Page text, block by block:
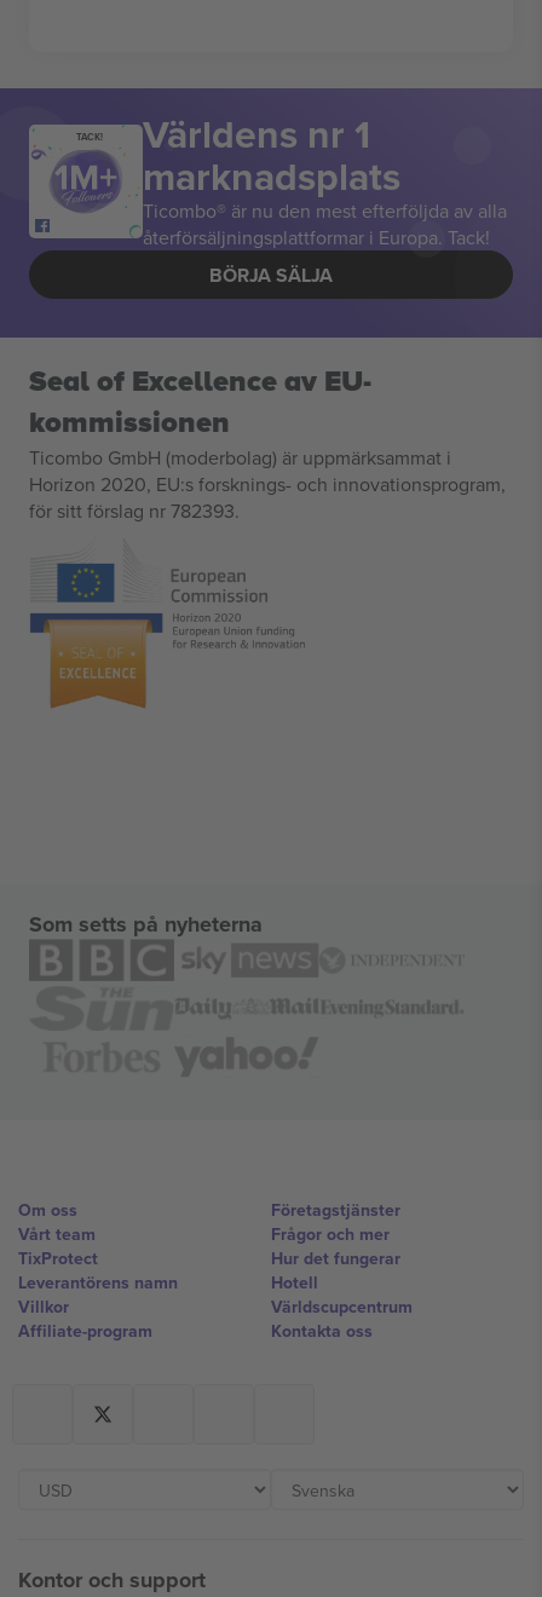
TACK! Världens nr 1
marknadsplats
Ticombo® är nu den mest efterföljda av alla
återförsäljningsplattformar i Europa. Tack!
BÖRJA SÄLJA
Seal of Excellence av EU-
kommissionen
Ticombo GmbH (moderbolag) är uppmärksammat i
Horizon 2020, EU:s forsknings- och innovationsprogram,
för sitt förslag nr 782393.
Som setts på nyheterna
Om oss
Vårt team
TixProtect
Leverantörens namn
Villkor
Affiliate-program
Företagstjänster
Frågor och mer
Hur det fungerar
Hotell
Världscupcentrum
Kontakta oss
Kontor och support